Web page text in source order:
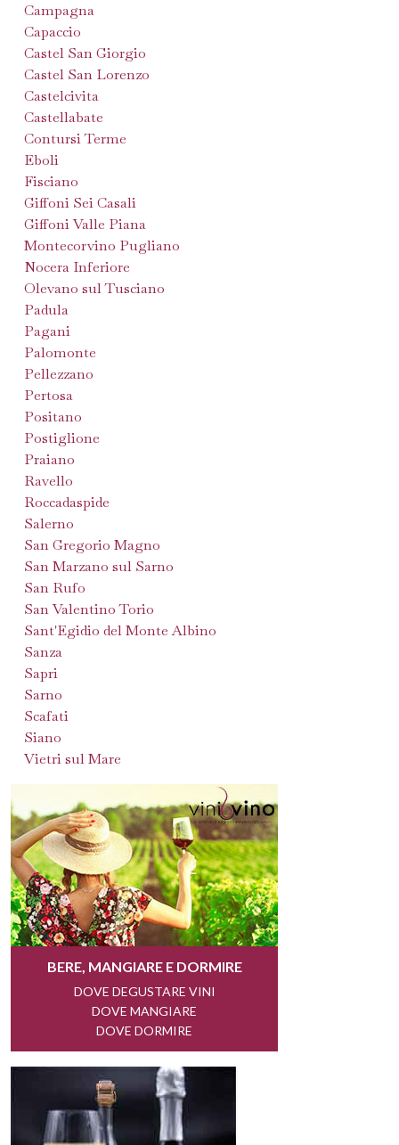
Campagna
Capaccio
Castel San Giorgio
Castel San Lorenzo
Castelcivita
Castellabate
Contursi Terme
Eboli
Fisciano
Giffoni Sei Casali
Giffoni Valle Piana
Montecorvino Pugliano
Nocera Inferiore
Olevano sul Tusciano
Padula
Pagani
Palomonte
Pellezzano
Pertosa
Positano
Postiglione
Praiano
Ravello
Roccadaspide
Salerno
San Gregorio Magno
San Marzano sul Sarno
San Rufo
San Valentino Torio
Sant'Egidio del Monte Albino
Sanza
Sapri
Sarno
Scafati
Siano
Vietri sul Mare